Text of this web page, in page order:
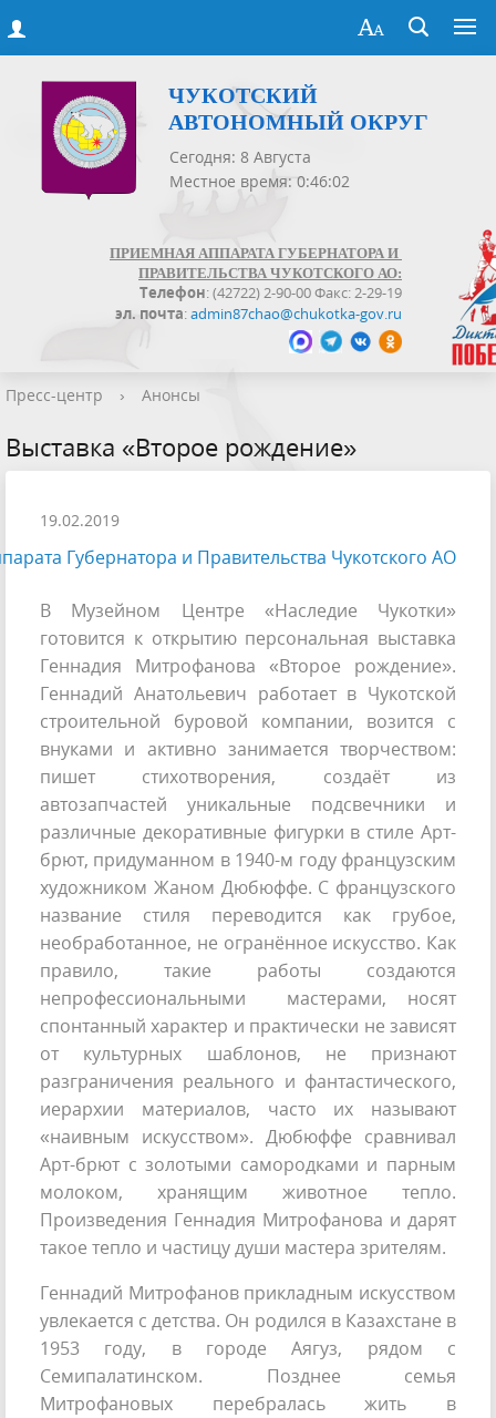
ЧУКОТСКИЙ
АВТОНОМНЫЙ ОКРУГ
Сегодня: 8 Августа
Местное время: 0:46:02
ПРИЕМНАЯ АППАРАТА ГУБЕРНАТОРА И
ПРАВИТЕЛЬСТВА ЧУКОТСКОГО АО:
Телефон: (42722) 2-90-00 Факс: 2-29-19
эл. почта:admin87chao@chukotka-gov.ru
Пресс-центр › Анонсы
Выставка «Второе рождение»
19.02.2019
Губернатора и Правительства Чукотского АО
В Музейном Центре «Наследие Чукотки»
готовится к открытию персональная выставка
Геннадия Митрофанова «Второе рождение».
Геннадий Анатольевич работает в Чукотской
строительной буровой компании, возится с
внуками и активно занимается творчеством:
пишет стихотворения, создаёт из
автозапчастей уникальные подсвечники и
различные декоративные фигурки в стиле Арт-
брют, придуманном в 1940-м году французским
художником Жаном Дюбюффе. С французского
название стиля переводится как грубое,
необработанное, не огранённое искусство. Как
правило, такие работы создаются
непрофессиональными мастерами, носят
спонтанный характер и практически не зависят
от культурных шаблонов, не признают
разграничения реального и фантастического,
иерархии материалов, часто их называют
«наивным искусством». Дюбюффе сравнивал
Арт-брют с золотыми самородками и парным
молоком, хранящим животное тепло.
Произведения Геннадия Митрофанова и дарят
такое тепло и частицу души мастера зрителям.
Геннадий Митрофанов прикладным искусством
увлекается с детства. Он родился в Казахстане в
1953 году, в городе Аягуз, рядом с
Семипалатинском. Позднее семья
Митрофановых перебралась жить в